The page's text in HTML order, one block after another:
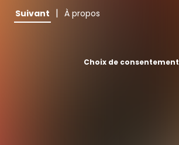
Suivant | À propos
Choix de consentement